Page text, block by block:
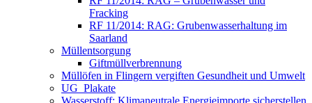
Fracking
RF 11/2014: RAG: Grubenwasserhaltung im
Saarland
Müllentsorgung
Giftmüllverbrennung
Müllöfen in Flingern vergiften Gesundheit und Umwelt
UG_Plakate
Wasserstoff: Klimaneutrale Energieimporte sicherstellen